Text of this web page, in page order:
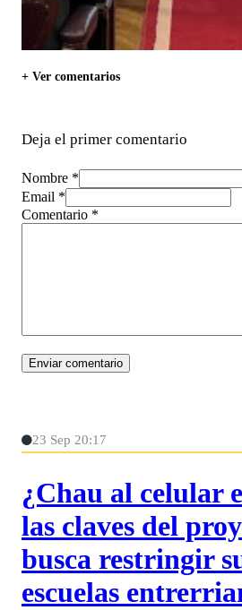
+ Ver comentarios
Deja el primer comentario
Nombre *
Email *
Comentario *
23 Sep 20:17
¿Chau al celular
las claves del
busca restringir
escuelas